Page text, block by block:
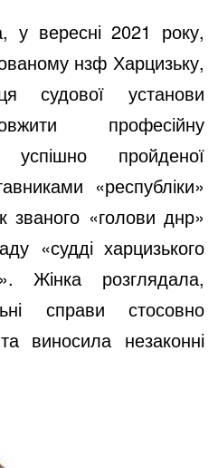
у вересні 2021 року,
нзф Харцизьку,
судової установи
професійну
успішно пройденої
«республіки»
званого «голови днр»
«судді харцизького
Жінка розглядала,
справи стосовно
виносила незаконні